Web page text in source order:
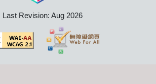
Last Revision: Aug 2026